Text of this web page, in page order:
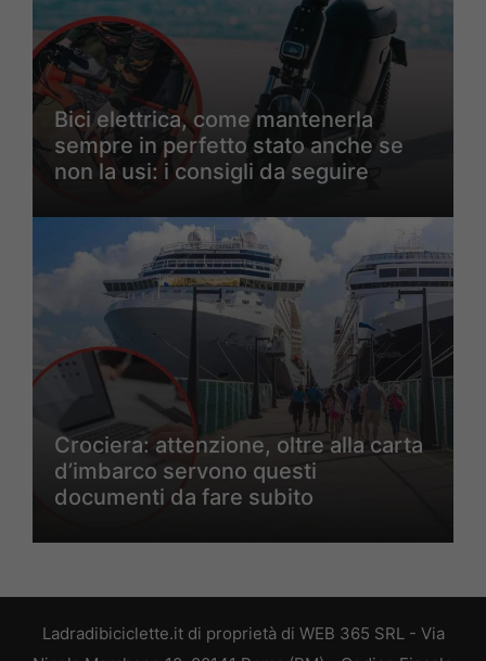
Bici elettrica, come mantenerla
sempre in perfetto stato anche se
non la usi: i consigli da seguire
Crociera: attenzione, oltre alla carta
d’imbarco servono questi
documenti da fare subito
Ladradibiciclette.it di proprietà di WEB 365 SRL - Via